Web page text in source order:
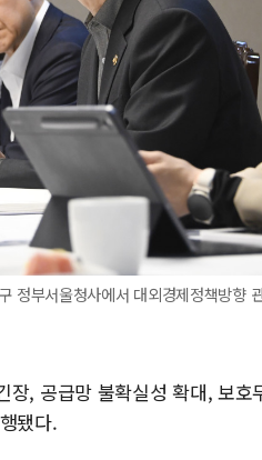
정부서울청사에서 대외경제정책방향
장, 공급망 불확실성 확대, 보
됐다.